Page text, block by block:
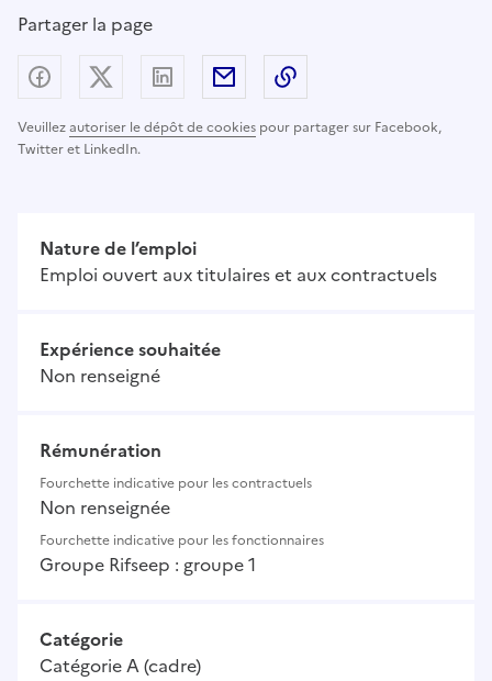
Partager la page
Veuillezautoriser le dépôt de cookies pour partager sur Facebook,
Twitter et LinkedIn.
Partager sur Facebook
Partager sur X (anciennement Twitter) -
Partager sur LinkedIn
Partager par email
Nature de l’emploi
Emploi ouvert aux titulaires et aux contractuels
Expérience souhaitée
Non renseigné
Rémunération
Fourchette indicative pour les contractuels
Non renseignée
Fourchette indicative pour les fonctionnaires
Groupe Rifseep : groupe 1
Catégorie
Catégorie A (cadre)